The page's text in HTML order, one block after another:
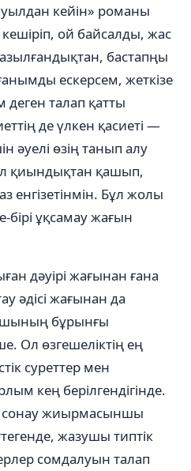
кейін» романы
кешіріп, ой байсалды, жас
бастапңы
ескерсем, жеткізе
талап қатты
де үлкен қасиеті —
әуелі өзің танып алу
қиындықтан қашып,
енгізетінмін. Бұл жолы
бірі ұқсамау жағын
дәуірі жағынан ғана
әдісі жағынан да
бұрынғы
Ол өзгешеліктің ең
суреттер мен
кең берілгендігінде.
сонау жиырмасыншы
жазушы типтік
сомдалуын талап